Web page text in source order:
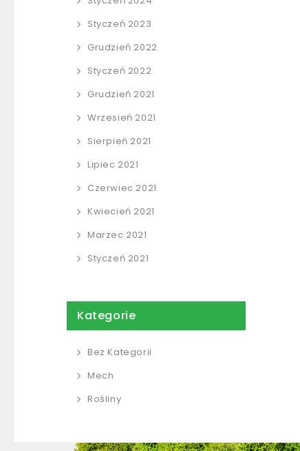
Styczeń 2023
Grudzień 2022
Styczeń 2022
Grudzień 2021
Wrzesień 2021
Sierpień 2021
Lipiec 2021
Czerwiec 2021
Kwiecień 2021
Marzec 2021
Styczeń 2021
Kategorie
Bez Kategorii
Mech
Rośliny